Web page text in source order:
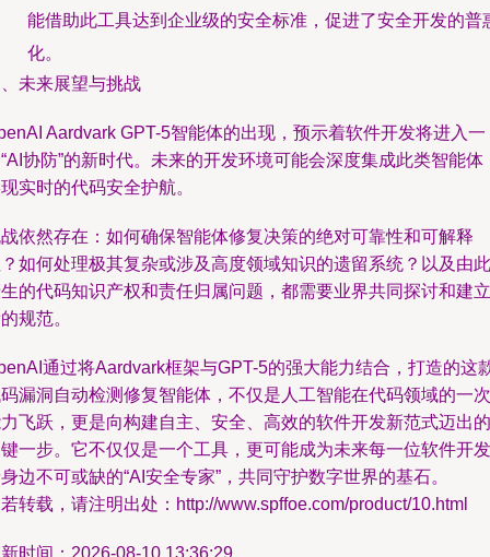
能借助此工具达到企业级的安全标准，促进了安全开发的普
化。
未来展望与挑战
Aardvark GPT-5智能体的出现，预示着软件开发将进入一
协防”的新时代。未来的开发环境可能会深度集成此类智能体
实时的代码安全护航。
依然存在：如何确保智能体修复决策的绝对可靠性和可解释
如何处理极其复杂或涉及高度领域知识的遗留系统？以及由此
的代码知识产权和责任归属问题，都需要业界共同探讨和建立
规范。
通过将Aardvark框架与GPT-5的强大能力结合，打造的这
漏洞自动检测修复智能体，不仅是人工智能在代码领域的一次
飞跃，更是向构建自主、安全、高效的软件开发新范式迈出的
一步。它不仅仅是一个工具，更可能成为未来每一位软件开发
边不可或缺的“AI安全专家”，共同守护数字世界的基石。
转载，请注明出处：http://www.spffoe.com/product/10.html
时间：2026-08-10 13:36:29